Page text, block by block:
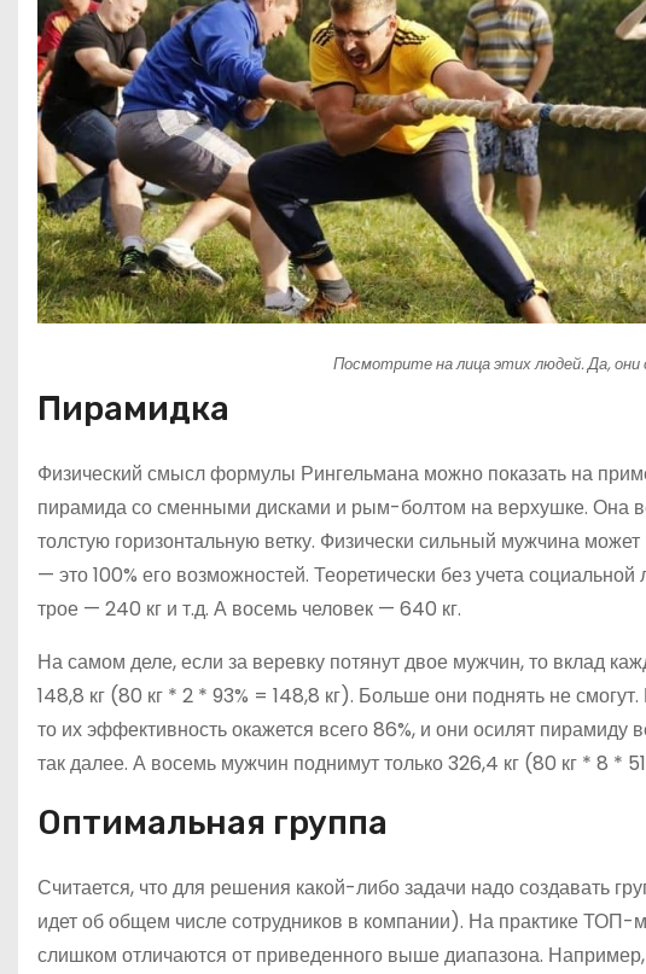
Посмотрите на лица этих людей. Да, они
Пирамидка
Физический смысл формулы Рингельмана можно показать на
пирамида со сменными дисками и рым-болтом на верхушке. Она
толстую горизонтальную ветку. Физически сильный мужчина
— это 100% его возможностей. Теоретически без учета
трое — 240 кг и т.д. А восемь человек — 640 кг.
На самом деле, если за веревку потянут двое мужчин, то вклад
148,8 кг (80 кг * 2 * 93% = 148,8 кг). Больше они поднять не
то их эффективность окажется всего 86%, и они осилят
так далее. А восемь мужчин поднимут только 326,4 кг (80 кг * 8 *
Оптимальная группа
Считается, что для решения какой-либо задачи надо создавать
идет об общем числе сотрудников в компании). На практике
слишком отличаются от приведенного выше диапазона.